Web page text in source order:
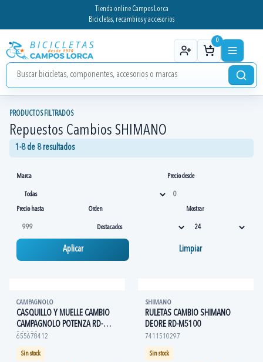
Tienda online Campos Lorca
Bicicletas, recambios y accesorios
0
PRODUCTOS FILTRADOS
Repuestos Cambios SHIMANO
1-8 de 8 resultados
Marca Precio desde
Precio hasta Orden Mostrar
Aplicar Limpiar
CAMPAGNOLO
CASQUILLO Y MUELLE CAMBIO
CAMPAGNOLO POTENZA RD-
PO009
655678412
Sin stock
SHIMANO
RULETAS CAMBIO SHIMANO
DEORE RD-M5100
7411510297
Sin stock